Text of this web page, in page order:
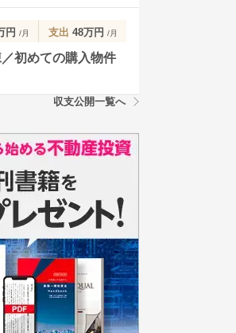
円 /月 支出 48万円 /月
初めての購入物件
収支公開一覧へ